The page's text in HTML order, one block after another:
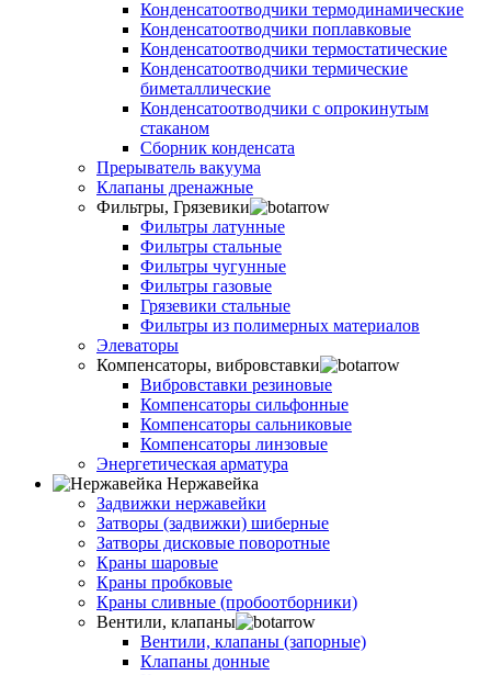
Конденсатоотводчики термодинамические
Конденсатоотводчики поплавковые
Конденсатоотводчики термостатические
Конденсатоотводчики термические
биметаллические
Конденсатоотводчики с опрокинутым
стаканом
Сборник конденсата
Прерыватель вакуума
Клапаны дренажные
Фильтры, Грязевики
Фильтры латунные
Фильтры стальные
Фильтры чугунные
Фильтры газовые
Грязевики стальные
Фильтры из полимерных материалов
Элеваторы
Компенсаторы, вибровставки
Вибровставки резиновые
Компенсаторы сильфонные
Компенсаторы сальниковые
Компенсаторы линзовые
Энергетическая арматура
Нержавейка
Задвижки нержавейки
Затворы (задвижки) шиберные
Затворы дисковые поворотные
Краны шаровые
Краны пробковые
Краны сливные (пробоотборники)
Вентили, клапаны
Вентили, клапаны (запорные)
Клапаны донные